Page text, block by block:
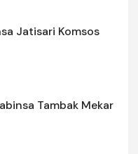
Jatisari Komsos
Tambak Mekar